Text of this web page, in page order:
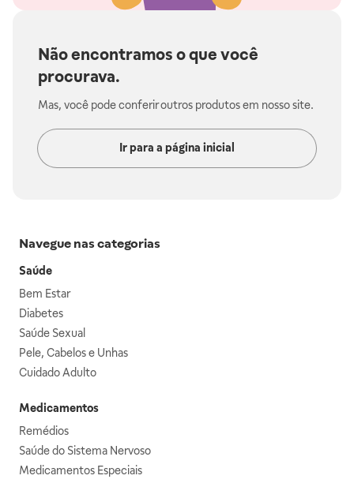
Não encontramos o que você
procurava.
Mas, você pode conferir outros produtos em nosso site.
Ir para a página inicial
Navegue nas categorias
Saúde
Bem Estar
Diabetes
Saúde Sexual
Pele, Cabelos e Unhas
Cuidado Adulto
Medicamentos
Remédios
Saúde do Sistema Nervoso
Medicamentos Especiais